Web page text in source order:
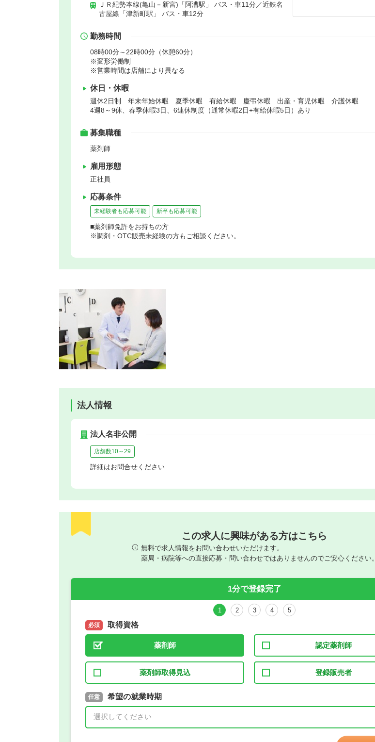
ＪＲ紀勢本線(亀山－新宮)「阿漕駅」 バス・車11分／近鉄名
古屋線「津新町駅」 バス・車12分
勤務時間
08時00分～22時00分（休憩60分）
※変形労働制
※営業時間は店舗により異なる
休日・休暇
週休2日制 年末年始休暇 夏季休暇 有給休暇 慶弔休暇 出産・育児休暇 介護休暇
4週8～9休、春季休暇3日、6連休制度（通常休暇2日+有給休暇5日）あり
募集職種
薬剤師
雇用形態
正社員
応募条件
未経験者も応募可能 新卒も応募可能
■薬剤師免許をお持ちの方
※調剤・OTC販売未経験の方もご相談ください。
法人情報
法人名非公開
店舗数10～29
詳細はお問合せください
この求人に興味がある方はこちら
無料で求人情報をお問い合わせいただけます。
薬局・病院等への直接応募・問い合わせではありませんのでご安心ください。
1分で登録完了
1 2 3 4 5
必須 取得資格
薬剤師 認定薬剤師
薬剤師取得見込 登録販売者
必須 取得予定年
年 3月
任意 希望の就業時期